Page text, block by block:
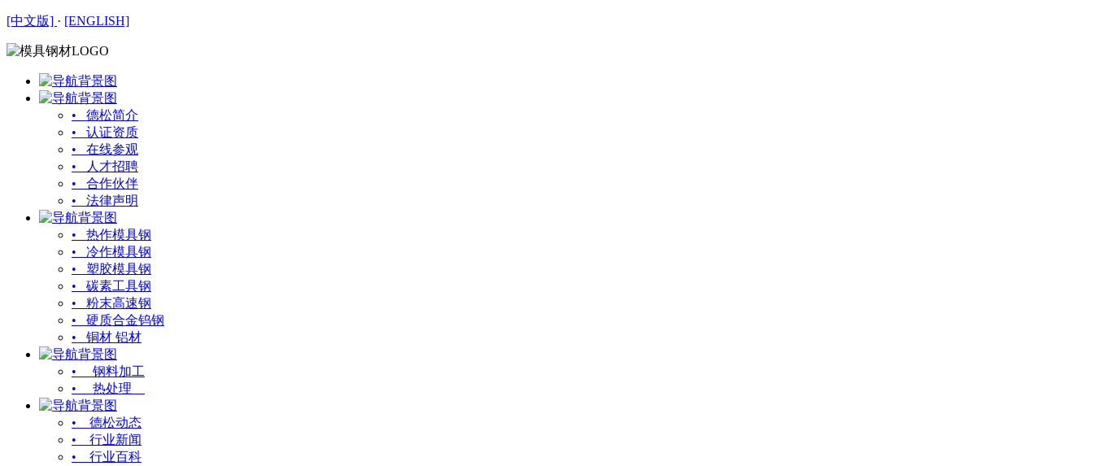
[中文版] · [ENGLISH]
• 德松简介
• 认证资质
• 在线参观
• 人才招聘
• 合作伙伴
• 法律声明
• 热作模具钢
• 冷作模具钢
• 塑胶模具钢
• 碳素工具钢
• 粉末高速钢
• 硬质合金钨钢
• 铜材 铝材
• 钢料加工
• 热处理
• 德松动态
• 行业新闻
• 行业百科